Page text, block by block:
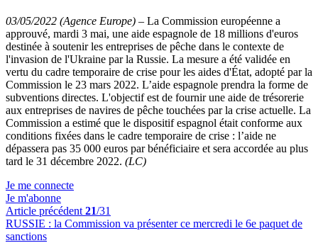
03/05/2022 (Agence Europe) – La Commission européenne a
approuvé, mardi 3 mai, une aide espagnole de 18 millions d'euros
destinée à soutenir les entreprises de pêche dans le contexte de
l'invasion de l'Ukraine par la Russie. La mesure a été validée en
vertu du cadre temporaire de crise pour les aides d'État, adopté par la
Commission le 23 mars 2022. L’aide espagnole prendra la forme de
subventions directes. L'objectif est de fournir une aide de trésorerie
aux entreprises de navires de pêche touchées par la crise actuelle. La
Commission a estimé que le dispositif espagnol était conforme aux
conditions fixées dans le cadre temporaire de crise : l’aide ne
dépassera pas 35 000 euros par bénéficiaire et sera accordée au plus
tard le 31 décembre 2022. (LC)
Je me connecte
Je m'abonne
Article précédent 21/31
RUSSIE : la Commission va présenter ce mercredi le 6e paquet de
sanctions